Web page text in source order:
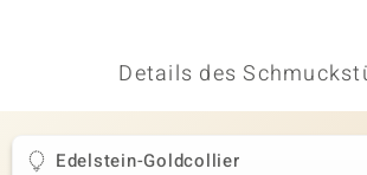
Details des
Edelstein-Goldcollier